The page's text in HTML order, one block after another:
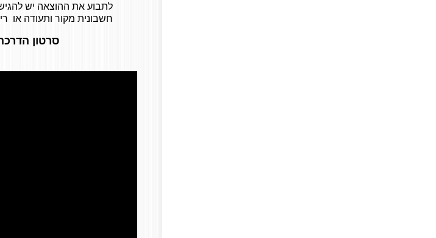
לתבוע את ההוצאה יש
חשבונית מקור ותעודה או
סרטון